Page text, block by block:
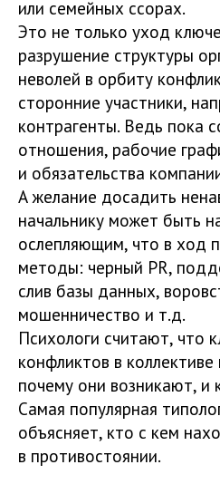
или семейных ссорах.
Это не только уход
разрушение структуры
неволей в орбиту
сторонние участники,
контрагенты. Ведь пока
отношения, рабочие
и обязательства
А желание досадить
начальнику может быть
ослепляющим, что в ход
методы: черный PR,
слив базы данных,
мошенничество и т.д.
Психологи считают, что
конфликтов в
почему они возникают, и
Самая популярная
объясняет, кто с кем
в противостоянии.